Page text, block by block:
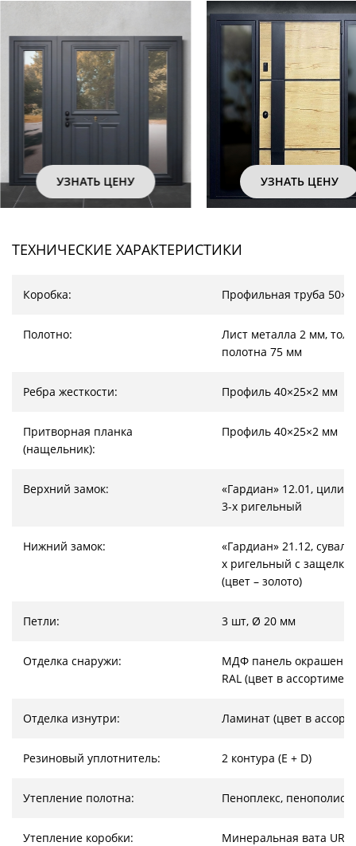
УЗНАТЬ ЦЕНУ УЗНАТЬ ЦЕНУ
ТЕХНИЧЕСКИЕ ХАРАКТЕРИСТИКИ
Коробка: Профильная труба
Полотно:
Лист металла 2 мм,
полотна 75 мм
Ребра жесткости: Профиль 40×25×2 мм
Притворная планка
(нащельник):
Профиль 40×25×2 мм
Верхний замок:
«Гардиан» 12.01,
3-х ригельный
Нижний замок:
«Гардиан» 21.12,
х ригельный с
(цвет – золото)
Петли: 3 шт, Ø 20 мм
Отделка снаружи:
МДФ панель
RAL (цвет в
Отделка изнутри: Ламинат (цвет в
Резиновый уплотнитель: 2 контура (E + D)
Утепление полотна: Пеноплекс,
Утепление коробки: Минеральная вата